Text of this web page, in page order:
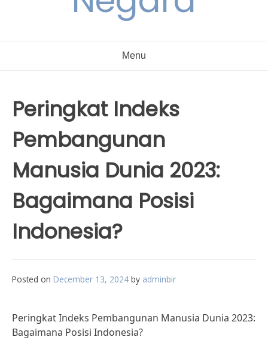
Menu
Peringkat Indeks
Pembangunan
Manusia Dunia 2023:
Bagaimana Posisi
Indonesia?
Posted on December 13, 2024 by adminbir
Peringkat Indeks Pembangunan Manusia Dunia 2023:
Bagaimana Posisi Indonesia?